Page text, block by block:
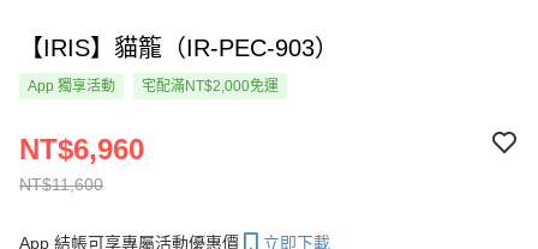
【IRIS】貓籠（IR-PEC-903）
App 獨享活動 宅配滿NT$2,000免運
NT$11,600
NT$6,960
App 結帳可享專屬活動優惠價 立即下載